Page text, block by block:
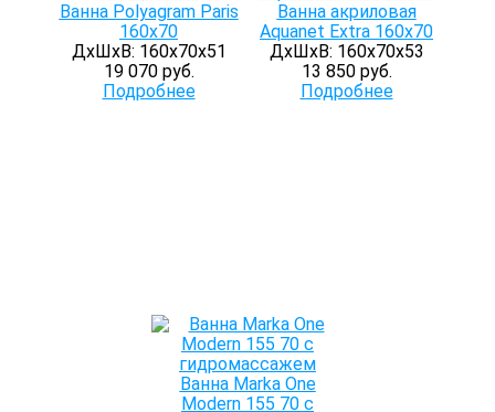
Ванна Polyagram Paris
160x70
ДхШхВ: 160х70х51
19 070 руб.
Подробнее
Ванна акриловая
Aquanet Extra 160x70
ДхШхВ: 160х70х53
13 850 руб.
Подробнее
Ванна Marka One
Modern 155 70 с